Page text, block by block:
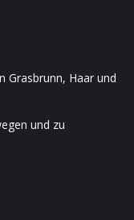
Grasbrunn, Haar und
und zu